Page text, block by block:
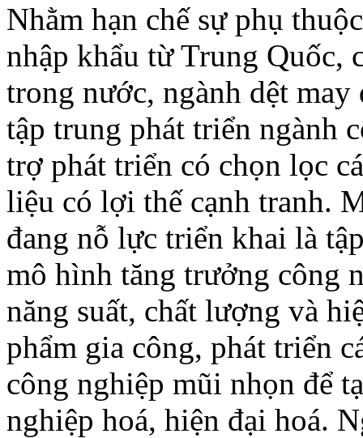
Nhằm hạn chế sự phụ
nhập khẩu từ Trung Quốc,
trong nước, ngành dệt
tập trung phát triển ngành
trợ phát triển có chọn lọc
liệu có lợi thế cạnh tranh.
đang nỗ lực triển khai là
mô hình tăng trưởng công
năng suất, chất lượng và
phẩm gia công, phát triển
công nghiệp mũi nhọn để
nghiệp hoá, hiện đại hoá.